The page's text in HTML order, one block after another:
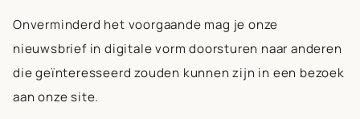
Onverminderd het voorgaande mag je onze
nieuwsbrief in digitale vorm doorsturen naar anderen
die geïnteresseerd zouden kunnen zijn in een bezoek
aan onze site.